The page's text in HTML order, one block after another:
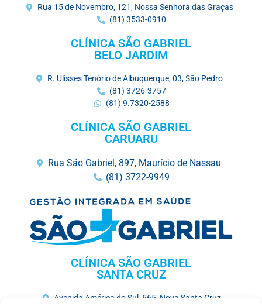
Rua 15 de Novembro, 121, Nossa Senhora das Graças
(81) 3533-0910
CLÍNICA SÃO GABRIEL
BELO JARDIM
R. Ulisses Tenório de Albuquerque, 03, São Pedro
(81) 3726-3757
(81) 9.7320-2588
CLÍNICA SÃO GABRIEL
CARUARU
Rua São Gabriel, 897, Maurício de Nassau
(81) 3722-9949
CLÍNICA SÃO GABRIEL
SANTA CRUZ
Avenida América do Sul, 565, Nova Santa Cruz